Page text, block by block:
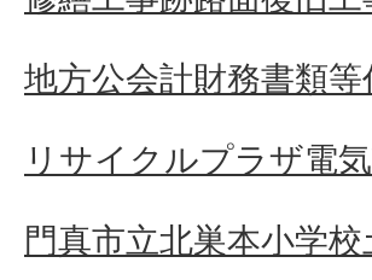
地方公会計財務書類
リサイクルプラザ電
門真市立北巣本小学